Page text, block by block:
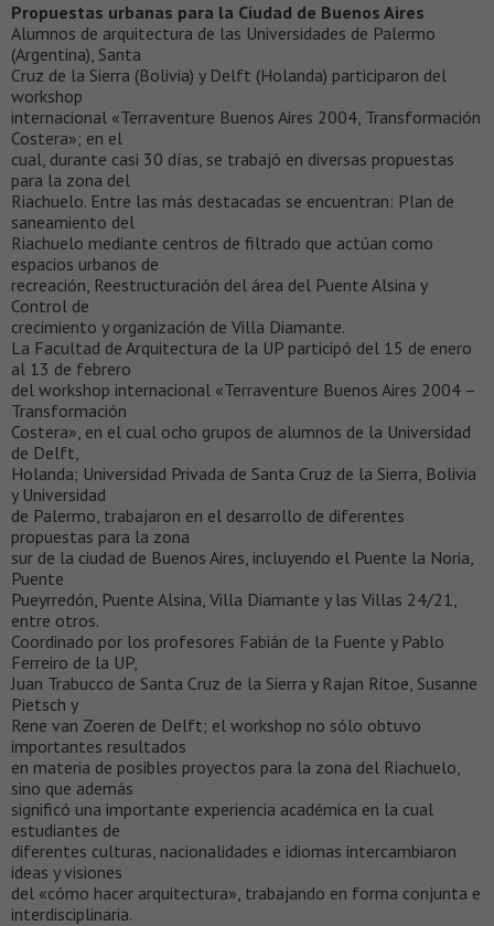
Propuestas urbanas para la Ciudad de Buenos Aires
Alumnos de arquitectura de las Universidades de Palermo
(Argentina), Santa
Cruz de la Sierra (Bolivia) y Delft (Holanda) participaron del
workshop
internacional «Terraventure Buenos Aires 2004, Transformación
Costera»; en el
cual, durante casi 30 días, se trabajó en diversas propuestas
para la zona del
Riachuelo. Entre las más destacadas se encuentran: Plan de
saneamiento del
Riachuelo mediante centros de filtrado que actúan como
espacios urbanos de
recreación, Reestructuración del área del Puente Alsina y
Control de
crecimiento y organización de Villa Diamante.
La Facultad de Arquitectura de la UP participó del 15 de enero
al 13 de febrero
del workshop internacional «Terraventure Buenos Aires 2004 –
Transformación
Costera», en el cual ocho grupos de alumnos de la Universidad
de Delft,
Holanda; Universidad Privada de Santa Cruz de la Sierra, Bolivia
y Universidad
de Palermo, trabajaron en el desarrollo de diferentes
propuestas para la zona
sur de la ciudad de Buenos Aires, incluyendo el Puente la Noria,
Puente
Pueyrredón, Puente Alsina, Villa Diamante y las Villas 24/21,
entre otros.
Coordinado por los profesores Fabián de la Fuente y Pablo
Ferreiro de la UP,
Juan Trabucco de Santa Cruz de la Sierra y Rajan Ritoe, Susanne
Pietsch y
Rene van Zoeren de Delft; el workshop no sólo obtuvo
importantes resultados
en materia de posibles proyectos para la zona del Riachuelo,
sino que además
significó una importante experiencia académica en la cual
estudiantes de
diferentes culturas, nacionalidades e idiomas intercambiaron
ideas y visiones
del «cómo hacer arquitectura», trabajando en forma conjunta e
interdisciplinaria.